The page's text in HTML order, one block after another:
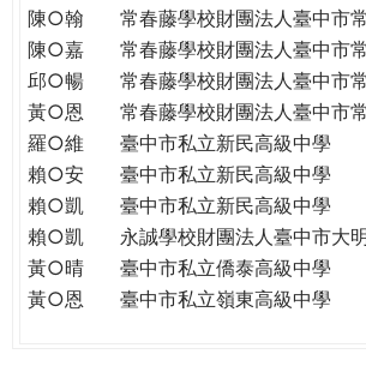
陳○翰
常春藤學校財團法人臺中市
陳○嘉
常春藤學校財團法人臺中市
邱○暢
常春藤學校財團法人臺中市
黃○恩
常春藤學校財團法人臺中市
羅○維
臺中市私立新民高級中學
賴○安
臺中市私立新民高級中學
賴○凱
臺中市私立新民高級中學
賴○凱
永誠學校財團法人臺中市大
黃○晴
臺中市私立僑泰高級中學
黃○恩
臺中市私立嶺東高級中學